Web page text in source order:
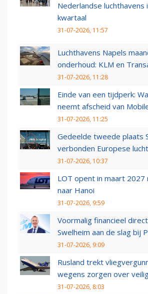
Nederlandse luchthavens
kwartaal
31-07-2026, 11:57
Luchthavens Napels
onderhoud: KLM en
31-07-2026, 11:28
Einde van een tijdperk:
neemt afscheid van
31-07-2026, 11:25
Gedeelde tweede plaats
verbonden Europese
31-07-2026, 10:37
LOT opent in maart 2027
naar Hanoi
31-07-2026, 9:59
Voormalig financieel
Swelheim aan de slag bij
31-07-2026, 9:09
Rusland trekt
wegens zorgen over
31-07-2026, 8:03